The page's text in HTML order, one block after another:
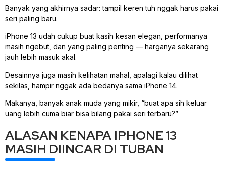
Banyak yang akhirnya sadar: tampil keren tuh nggak harus pakai
seri paling baru.
iPhone 13 udah cukup buat kasih kesan elegan, performanya
masih ngebut, dan yang paling penting — harganya sekarang
jauh lebih masuk akal.
Desainnya juga masih kelihatan mahal, apalagi kalau dilihat
sekilas, hampir nggak ada bedanya sama iPhone 14.
Makanya, banyak anak muda yang mikir, “buat apa sih keluar
uang lebih cuma biar bisa bilang pakai seri terbaru?”
ALASAN KENAPA IPHONE 13
MASIH DIINCAR DI TUBAN